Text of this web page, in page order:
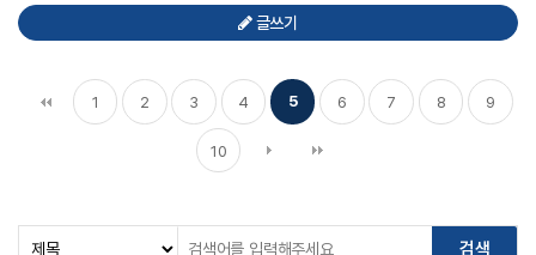
글쓰기
1 2 3 4 5 6 7 8 9
10